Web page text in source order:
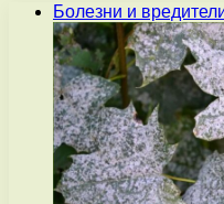
Болезни и